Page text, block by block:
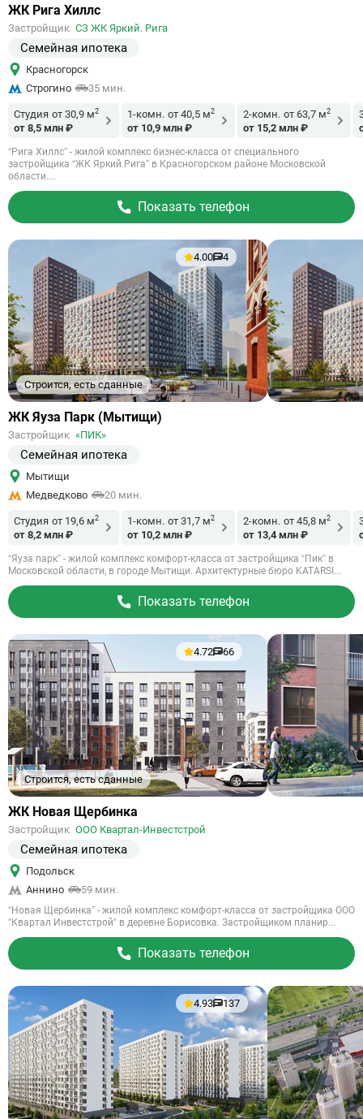
Ссылка
объект
ЖК Рига Хиллс
Застройщик СЗ ЖК Яркий. Рига
Семейная ипотека
Красногорск
Строгино
35 мин.
Студия от 30,9 м2
от 8,5 млн ₽
1-комн. от 40,5 м2
от 10,9 млн ₽
2-комн. от 63,7 м2
от 15,2 млн ₽
“Рига Хиллс” - жилой комплекс бизнес-класса от специального
застройщика “ЖК Яркий.Рига” в Красногорском районе Московской
области....
Показать телефон
Строится, есть сданные
4.00 4
Ссылка
объект
ЖК Яуза Парк (Мытищи)
Застройщик «ПИК»
Семейная ипотека
Мытищи
Медведково
20 мин.
Студия от 19,6 м2
от 8,2 млн ₽
1-комн. от 31,7 м2
от 10,2 млн ₽
2-комн. от 45,8 м2
от 13,4 млн ₽
“Яуза парк” - жилой комплекс комфорт-класса от застройщика “Пик” в
Московской области, в городе Мытищи. Архитектурные бюро KATARSI...
Показать телефон
Строится, есть сданные
4.72 66
Ссылка
объект
ЖК Новая Щербинка
Застройщик ООО Квартал-Инвестстрой
Семейная ипотека
Подольск
Аннино
59 мин.
“Новая Щербинка” - жилой комплекс комфорт-класса от застройщика ООО
"Квартал Инвестстрой" в деревне Борисовка. Застройщиком планир...
Показать телефон
4.93 137